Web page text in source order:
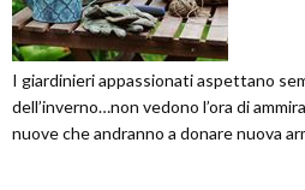
I giardinieri appassionati aspettano
dell’inverno…non vedono l’ora di
nuove che andranno a donare nuova